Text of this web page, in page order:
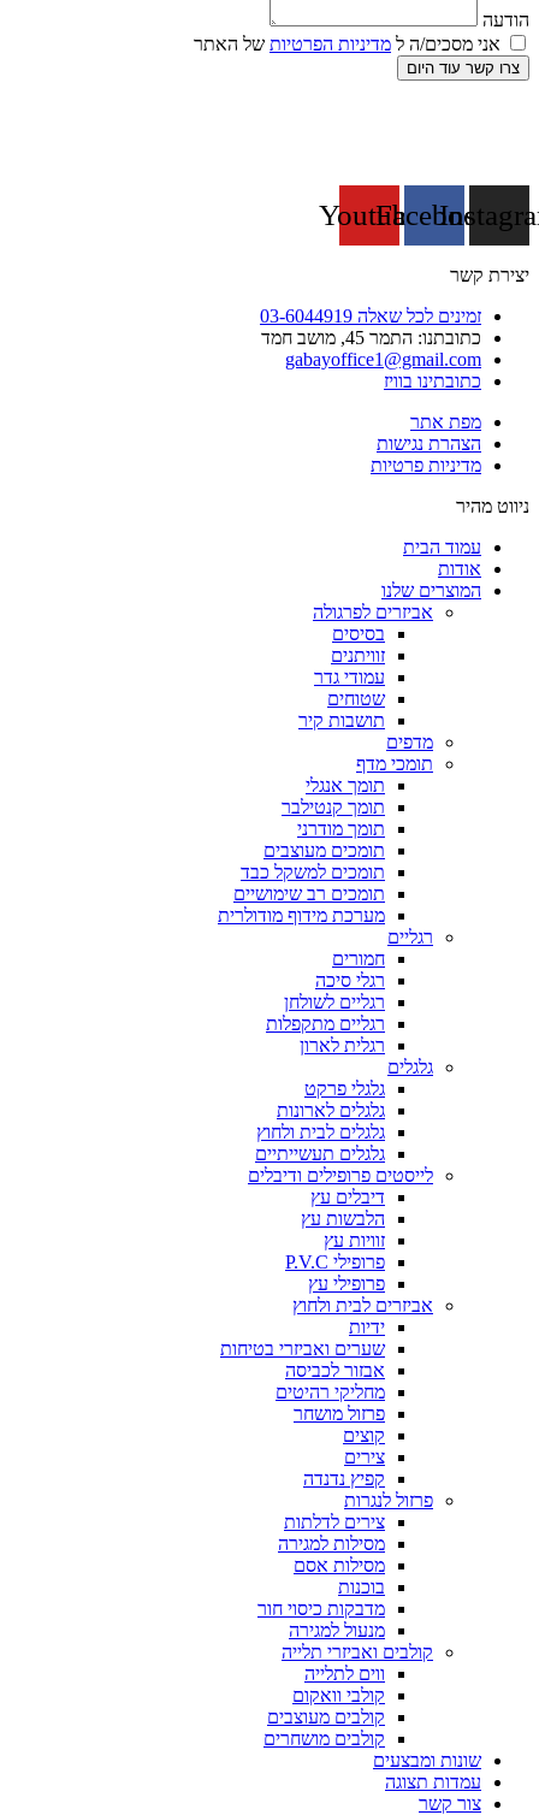
הודעה
אני מסכים/ה ל מדיניות הפרטיות של האתר
צרו קשר עוד היום
Facebook
Youtube
יצירת קשר
זמינים לכל שאלה 03-6044919
כתובתנו: התמר 45, מושב חמד​
gabayoffice1@gmail.com
כתובתינו בוויז
מפת אתר
הצהרת נגישות
מדיניות פרטיות
ניווט מהיר
עמוד הבית
אודות
המוצרים שלנו
אביזרים לפרגולה
בסיסים
זוויתנים
עמודי גדר
שטוחים
תושבות קיר
מדפים
תומכי מדף
תומך אנגלי
תומך קנטילבר
תומך מודרני
תומכים מעוצבים
תומכים למשקל כבד
תומכים רב שימושיים
מערכת מידוף מודולרית
רגליים
חמורים
רגלי סיכה
רגליים לשולחן
רגליים מתקפלות
רגלית לארון
גלגלים
גלגלי פרקט
גלגלים לארונות
גלגלים לבית ולחוץ
גלגלים תעשייתיים
לייסטים פרופילים ודיבלים
דיבלים עץ
הלבשות עץ
זוויות עץ
פרופילי P.V.C
פרופילי עץ
אביזרים לבית ולחוץ
ידיות
שערים ואביזרי בטיחות
אבזור לכביסה
מחליקי רהיטים
פרזול מושחר
קוצים
צירים
קפיץ נדנדה
פרזול לנגרות
צירים לדלתות
מסילות למגירה
מסילות אסם
בוכנות
מדבקות כיסוי חור
מנעול למגירה
קולבים ואביזרי תלייה
ווים לתלייה
קולבי וואקום
קולבים מעוצבים
קולבים מושחרים
שונות ומבצעים
עמדות תצוגה
צור קשר